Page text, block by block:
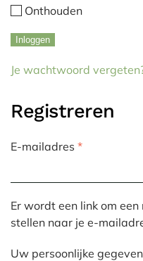
Alternative:
Onthouden
Inloggen
Je wachtwoord
Registreren
E-mailadres *Vereist
Er wordt een link om
stellen naar je e-
Uw persoonlijke